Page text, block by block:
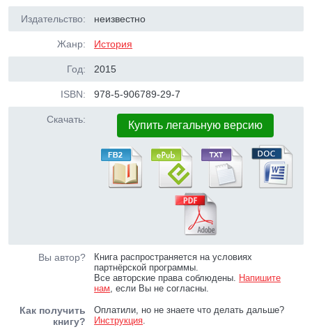
Издательство: неизвестно
Жанр: История
Год: 2015
ISBN: 978-5-906789-29-7
Скачать: Купить легальную версию
Вы автор?
Книга распространяется на условиях
партнёрской программы.
Все авторские права соблюдены. Напишите
нам, если Вы не согласны.
Как получить
книгу?
Оплатили, но не знаете что делать дальше?
Инструкция.